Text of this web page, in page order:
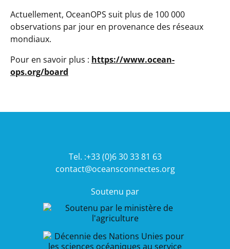
Actuellement, OceanOPS suit plus de 100 000
observations par jour en provenance des réseaux
mondiaux.
Pour en savoir plus : https://www.ocean-
ops.org/board
Tel. :+33 (0)6 30 33 81 63
contact@oceansconnectes.org
Soutenu par